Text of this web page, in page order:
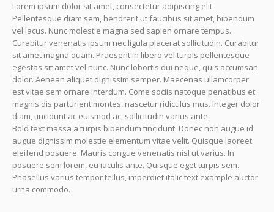
Lorem ipsum dolor sit amet, consectetur adipiscing elit.
Pellentesque diam sem, hendrerit ut faucibus sit amet, bibendum
vel lacus. Nunc molestie magna sed sapien ornare tempus.
Curabitur venenatis ipsum nec ligula placerat sollicitudin. Curabitur
sit amet magna quam. Praesent in libero vel turpis pellentesque
egestas sit amet vel nunc. Nunc lobortis dui neque, quis accumsan
dolor. Aenean aliquet dignissim semper. Maecenas ullamcorper
est vitae sem ornare interdum. Come sociis natoque penatibus et
magnis dis parturient montes, nascetur ridiculus mus. Integer dolor
diam, tincidunt ac euismod ac, sollicitudin varius ante.
Bold text massa a turpis bibendum tincidunt. Donec non augue id
augue dignissim molestie elementum vitae velit. Quisque laoreet
eleifend posuere. Mauris congue venenatis nisl ut varius. In
posuere sem lorem, eu iaculis ante. Quisque eget turpis sem.
Phasellus varius tempor tellus, imperdiet italic text example auctor
urna commodo.